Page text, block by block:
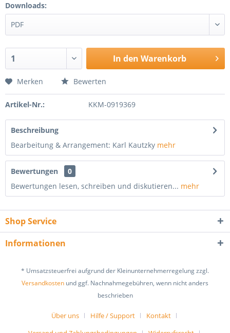
Downloads:
In den Warenkorb
Merken Bewerten
Artikel-Nr.: KKM-0919369
Beschreibung
Bearbeitung & Arrangement: Karl Kautzky mehr
Bewertungen
0
Bewertungen lesen, schreiben und diskutieren... mehr
Shop Service
Informationen
* Umsatzsteuerfrei aufgrund der Kleinunternehmerregelung zzgl.
Versandkosten und ggf. Nachnahmegebühren, wenn nicht anders
beschrieben
Über uns Hilfe / Support
Kontakt